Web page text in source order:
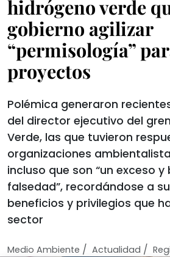
hidrógeno verde
gobierno agilizar
“permisología”
proyectos
Polémica generaron
del director ejecutivo del
Verde, las que tuvieron
organizaciones
incluso que son “un exceso y
falsedad”, recordándose a
beneficios y privilegios que
sector
Medio Ambiente / Actualidad /